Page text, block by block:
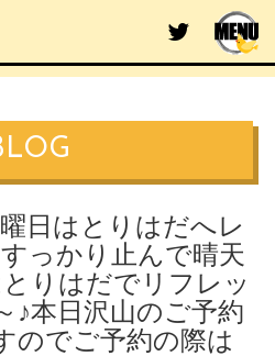
日はとりはだへレ
っかり止んで晴天
りはだでリフレッ
♪本日沢山のご予約
のでご予約の際は